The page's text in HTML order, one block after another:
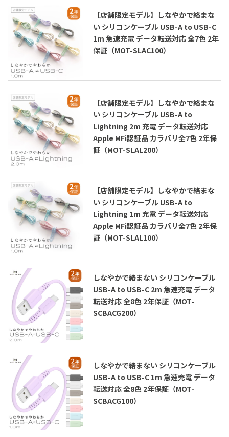
【店舗限定モデル】しなやかで絡まな
い シリコンケーブル USB-A to USB-C
1m 急速充電 データ転送対応 全7色 2年
保証（MOT-SLAC100）
【店舗限定モデル】しなやかで絡まな
い シリコンケーブル USB-A to
Lightning 2m 充電 データ転送対応
Apple MFi認証品 カラバリ全7色 2年保
証（MOT-SLAL200）
【店舗限定モデル】しなやかで絡まな
い シリコンケーブル USB-A to
Lightning 1m 充電 データ転送対応
Apple MFi認証品 カラバリ全7色 2年保
証（MOT-SLAL100）
しなやかで絡まない シリコンケーブル
USB-A to USB-C 2m 急速充電 データ
転送対応 全8色 2年保証（MOT-
SCBACG200）
しなやかで絡まない シリコンケーブル
USB-A to USB-C 1m 急速充電 データ
転送対応 全8色 2年保証（MOT-
SCBACG100）